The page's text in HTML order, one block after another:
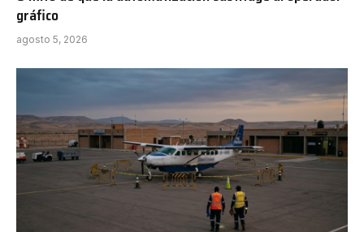
gráfico
agosto 5, 2026